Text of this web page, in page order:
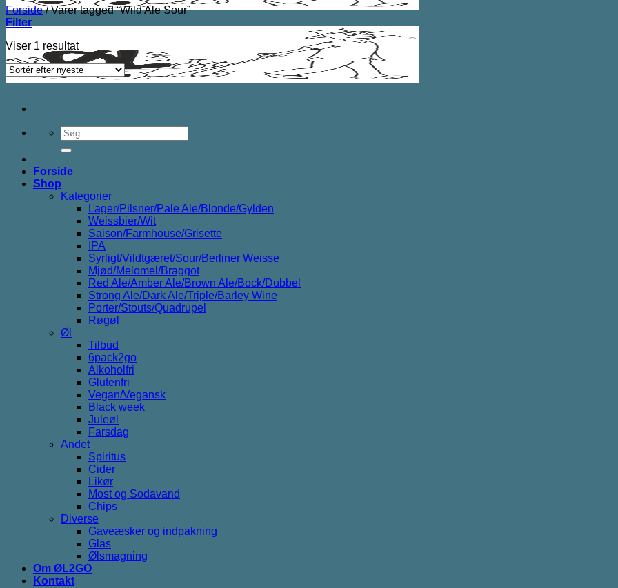
Søg
efter:
Forside
Shop
Kategorier
Lager/Pilsner/Pale Ale/Blonde/Gylden
Weissbier/Wit
Saison/Farmhouse/Grisette
IPA
Syrligt/Vildtgæret/Sour/Berliner Weisse
Mjød/Melomel/Braggot
Red Ale/Amber Ale/Brown Ale/Bock/Dubbel
Strong Ale/Dark Ale/Triple/Barley Wine
Porter/Stouts/Quadrupel
Røgøl
Øl
Tilbud
6pack2go
Alkoholfri
Glutenfri
Vegan/Vegansk
Black week
Juleøl
Farsdag
Andet
Spiritus
Cider
Likør
Most og Sodavand
Chips
Diverse
Gaveæsker og indpakning
Glas
Ølsmagning
Om ØL2GO
Kontakt
Forside /Varer tagged “Wild Ale Sour”
Filter
Viser 1 resultat